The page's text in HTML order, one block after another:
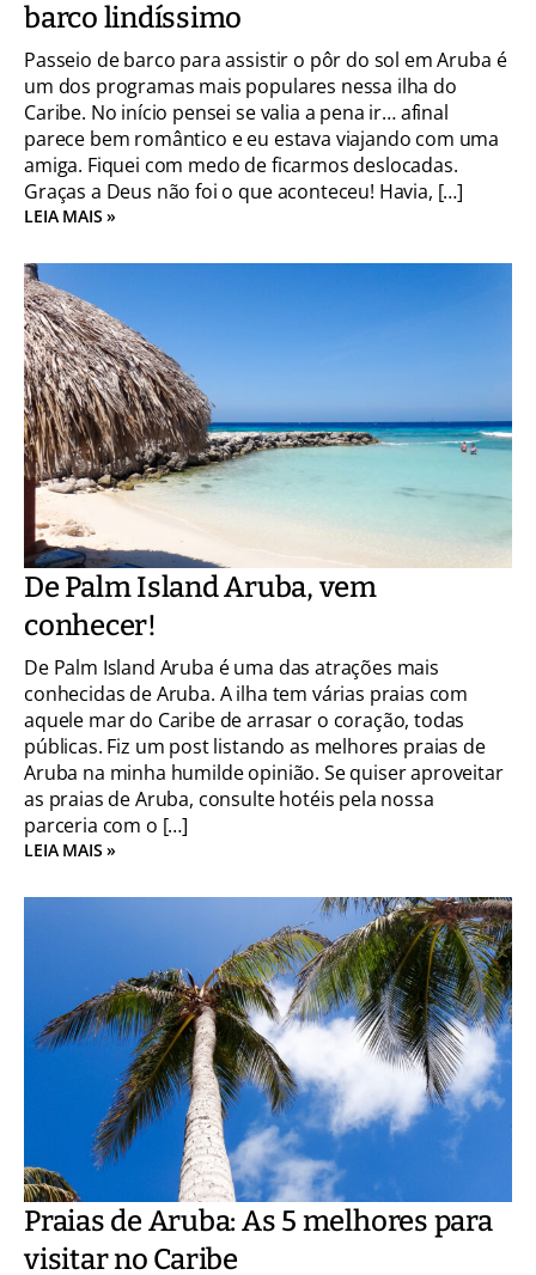
barco lindíssimo
Passeio de barco para assistir o pôr do sol em Aruba é
um dos programas mais populares nessa ilha do
Caribe. No início pensei se valia a pena ir… afinal
parece bem romântico e eu estava viajando com uma
amiga. Fiquei com medo de ficarmos deslocadas.
Graças a Deus não foi o que aconteceu! Havia, […]
LEIA MAIS »
De Palm Island Aruba, vem
conhecer!
De Palm Island Aruba é uma das atrações mais
conhecidas de Aruba. A ilha tem várias praias com
aquele mar do Caribe de arrasar o coração, todas
públicas. Fiz um post listando as melhores praias de
Aruba na minha humilde opinião. Se quiser aproveitar
as praias de Aruba, consulte hotéis pela nossa
parceria com o […]
LEIA MAIS »
Praias de Aruba: As 5 melhores para
visitar no Caribe